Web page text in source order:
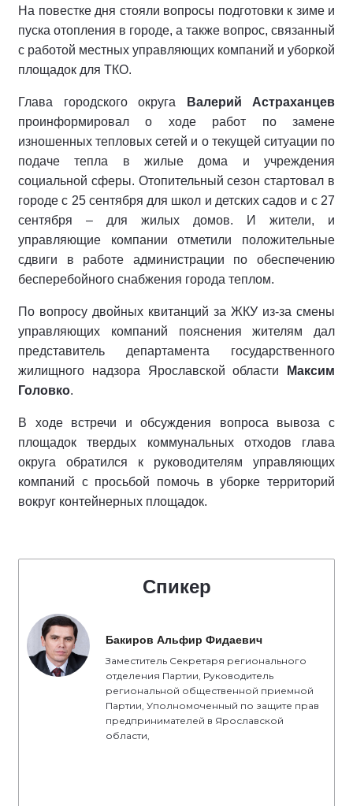
На повестке дня стояли вопросы подготовки к зиме и
пуска отопления в городе, а также вопрос, связанный
с работой местных управляющих компаний и уборкой
площадок для ТКО.
Глава городского округа
Валерий Астраханцев
проинформировал о ходе работ по замене
изношенных тепловых сетей и о текущей ситуации по
подаче тепла в жилые дома и учреждения
социальной сферы. Отопительный сезон стартовал в
городе с 25 сентября для школ и детских садов и с 27
сентября – для жилых домов. И жители, и
управляющие компании отметили положительные
сдвиги в работе администрации по обеспечению
бесперебойного снабжения города теплом.
По вопросу двойных квитанций за ЖКУ из-за смены
управляющих компаний пояснения жителям дал
представитель департамента государственного
жилищного надзора Ярославской области
Максим
Головко.
В ходе встречи и обсуждения вопроса вывоза с
площадок твердых коммунальных отходов глава
округа обратился к руководителям управляющих
компаний с просьбой помочь в уборке территорий
вокруг контейнерных площадок.
Спикер
Бакиров Альфир Фидаевич
Заместитель Секретаря регионального
отделения Партии, Руководитель
региональной общественной приемной
Партии, Уполномоченный по защите прав
предпринимателей в Ярославской
области,